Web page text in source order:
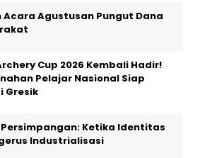
Acara Agustusan Pungut Dana
Cup 2026 Kembali Hadir!
Pelajar Nasional Siap
Gresik
Persimpangan: Ketika Identitas
Industrialisasi